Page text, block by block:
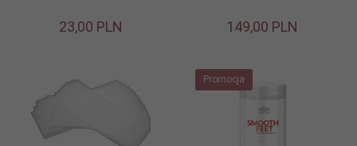
23,00 PLN 149,00 PLN
Promocja